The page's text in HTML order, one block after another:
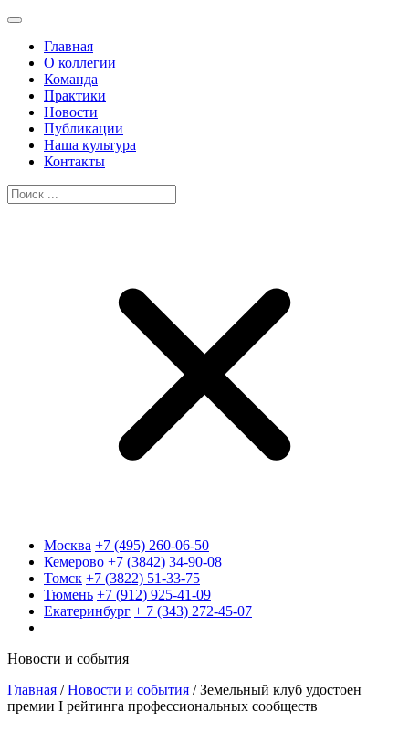
Главная
О коллегии
Команда
Практики
Новости
Публикации
Наша культура
Контакты
Москва +7 (495) 260-06-50
Кемерово +7 (3842) 34-90-08
Томск +7 (3822) 51-33-75
Тюмень +7 (912) 925-41-09
Екатеринбург + 7 (343) 272-45-07
Новости и события
Главная /Новости и события /Земельный клуб удостоен
премии I рейтинга профессиональных сообществ